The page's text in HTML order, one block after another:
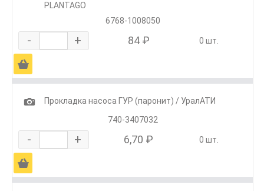
PLANTAGO
6768-1008050
- + 84 ₽ 0 шт.
Ä
1
Прокладка насоса ГУР (паронит) / УралАТИ
740-3407032
- + 6,70 ₽ 0 шт.
Ä